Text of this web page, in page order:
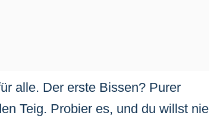
alle. Der erste Bissen? Purer
Teig. Probier es, und du willst nie